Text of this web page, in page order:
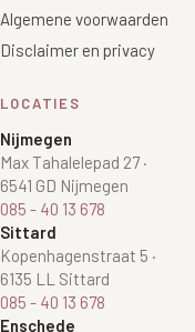
Algemene voorwaarden
Disclaimer en privacy
LOCATIES
Nijmegen
Max Tahalelepad 27·
6541 GD Nijmegen
085 - 40 13 678
Sittard
Kopenhagenstraat 5 ·
6135 LL Sittard
085 - 40 13 678
Enschede